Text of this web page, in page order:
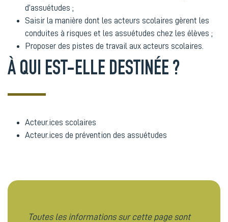
d’assuétudes ;
Saisir la manière dont les acteurs scolaires gèrent les
conduites à risques et les assuétudes chez les élèves ;
Proposer des pistes de travail aux acteurs scolaires.
À QUI EST-ELLE DESTINÉE ?
Acteur.ices scolaires
Acteur.ices de prévention des assuétudes
Toutes les informations sur cette page sont